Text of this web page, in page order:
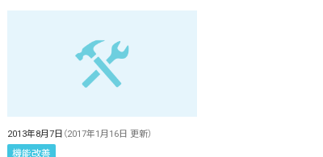
2013年8月7日 （2017年1月16日 更新）
機能改善